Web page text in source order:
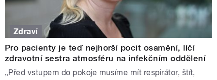
Zdraví
Pro pacienty je teď nejhorší pocit osamění, líčí
zdravotní sestra atmosféru na infekčním oddělení
„Před vstupem do pokoje musíme mít respirátor, štít,